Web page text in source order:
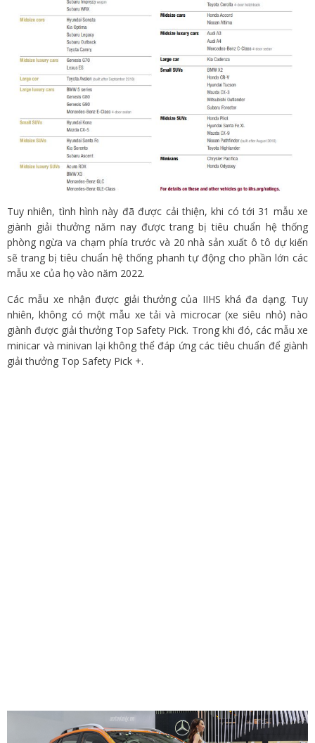
Tuy nhiên, tình hình này đã được cải thiện, khi có tới 31 mẫu xe
giành giải thưởng năm nay được trang bị tiêu chuẩn hệ thống
phòng ngừa va chạm phía trước và 20 nhà sản xuất ô tô dự kiến
sẽ trang bị tiêu chuẩn hệ thống phanh tự động cho phần lớn các
mẫu xe của họ vào năm 2022.
Các mẫu xe nhận được giải thưởng của IIHS khá đa dạng. Tuy
nhiên, không có một mẫu xe tải và microcar (xe siêu nhỏ) nào
giành được giải thưởng Top Safety Pick. Trong khi đó, các mẫu xe
minicar và minivan lại không thể đáp ứng các tiêu chuẩn để giành
giải thưởng Top Safety Pick +.